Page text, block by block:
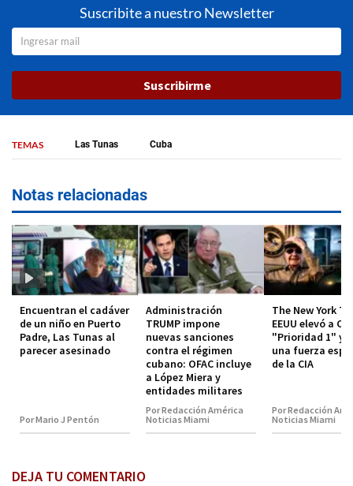
Suscribite a nuestro Newsletter
Suscribirme
TEMAS Las Tunas Cuba
Notas relacionadas
Encuentran el cadáver
de un niño en Puerto
Padre, Las Tunas al
parecer asesinado
Por Mario J Pentón
Administración
TRUMP impone
nuevas sanciones
contra el régimen
cubano: OFAC incluye
a López Miera y
entidades militares
Por Redacción América
Noticias Miami
The New York
EEUU elevó a
"Prioridad 1" y
una fuerza
de la CIA
Por Redacción
Noticias Miami
DEJA TU COMENTARIO